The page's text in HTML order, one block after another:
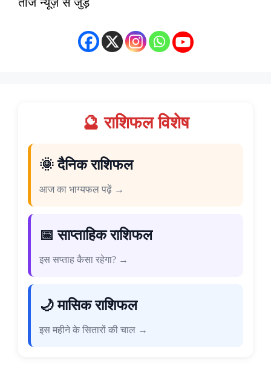
ताज न्यूज़ से जुड़ें
🔮 राशिफल विशेष
🌞 दैनिक राशिफल
आज का भाग्यफल पढ़ें →
📅 साप्ताहिक राशिफल
इस सप्ताह कैसा रहेगा? →
🌙 मासिक राशिफल
इस महीने के सितारों की चाल →